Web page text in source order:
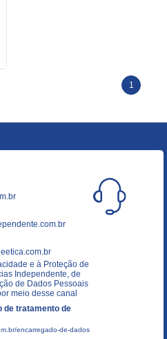
1
e à Proteção de
Independente, de
de Dados Pessoais
meio desse canal
de tratamento de
encarregado-de-dados